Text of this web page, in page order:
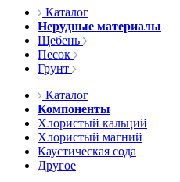
Каталог
Нерудные материалы
Щебень
Песок
Грунт
Каталог
Компоненты
Хлористый кальций
Хлористый магний
Каустическая сода
Другое